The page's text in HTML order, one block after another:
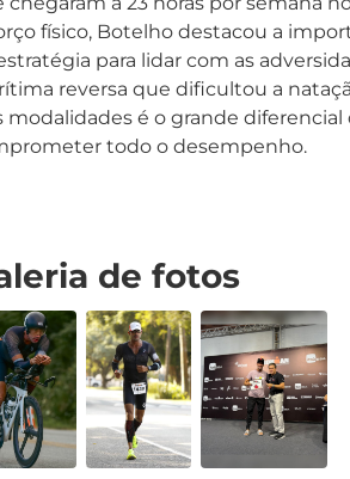
físico, Botelho destacou a
para lidar com as
reversa que dificultou a
modalidades é o grande
todo o desempenho.
de fotos